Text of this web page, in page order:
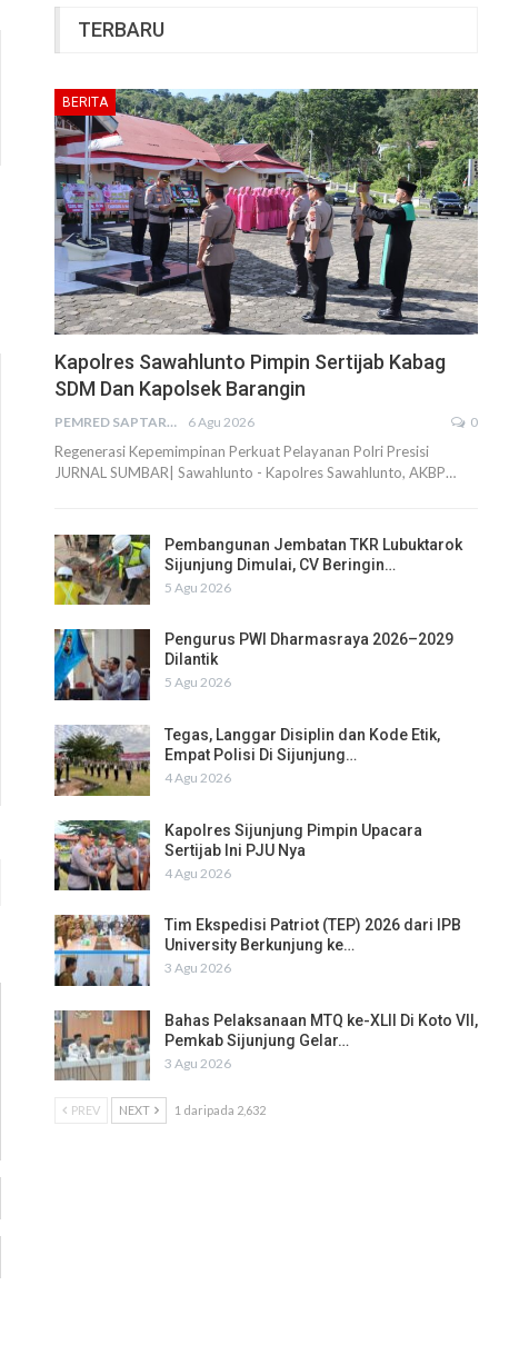
TERBARU
BERITA
Kapolres Sawahlunto Pimpin Sertijab Kabag
SDM Dan Kapolsek Barangin
PEMRED SAPTARIUS 6 Agu 2026 0
Regenerasi Kepemimpinan Perkuat Pelayanan Polri Presisi
JURNAL SUMBAR| Sawahlunto - Kapolres Sawahlunto, AKBP…
Pembangunan Jembatan TKR Lubuktarok
Sijunjung Dimulai, CV Beringin…
5 Agu 2026
Pengurus PWI Dharmasraya 2026–2029
Dilantik
5 Agu 2026
Tegas, Langgar Disiplin dan Kode Etik,
Empat Polisi Di Sijunjung…
4 Agu 2026
Kapolres Sijunjung Pimpin Upacara
Sertijab Ini PJU Nya
4 Agu 2026
Tim Ekspedisi Patriot (TEP) 2026 dari IPB
University Berkunjung ke…
3 Agu 2026
Bahas Pelaksanaan MTQ ke-XLII Di Koto VII,
Pemkab Sijunjung Gelar…
3 Agu 2026
PREV NEXT 1 daripada 2,632